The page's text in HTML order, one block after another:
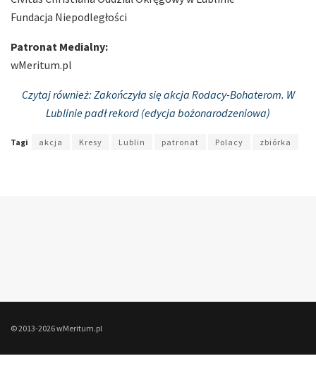
Fundacja Niepodległości
Patronat Medialny:
wMeritum.pl
Czytaj również: Zakończyła się akcja Rodacy-Bohaterom. W
Lublinie padł rekord (edycja bożonarodzeniowa)
Tagi akcja Kresy Lublin patronat Polacy zbiórka
© 2013-2026 wMeritum.pl